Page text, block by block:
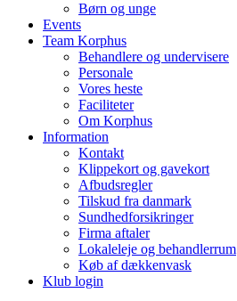
Børn og unge
Events
Team Korphus
Behandlere og undervisere
Personale
Vores heste
Faciliteter
Om Korphus
Information
Kontakt
Klippekort og gavekort
Afbudsregler
Tilskud fra danmark
Sundhedforsikringer
Firma aftaler
Lokaleleje og behandlerrum
Køb af dækkenvask
Klub login